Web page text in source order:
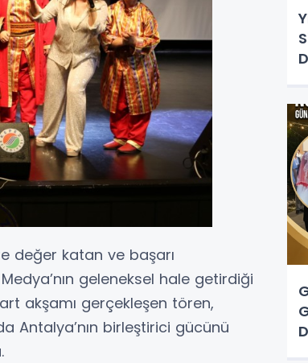
değer katan ve başarı
geleneksel hale getirdiği
akşamı gerçekleşen tören,
Antalya’nın birleştirici gücünü